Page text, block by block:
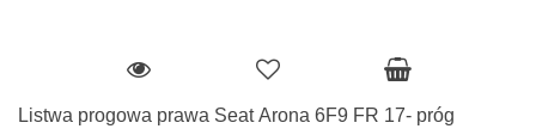
Listwa progowa prawa Seat Arona 6F9 FR 17- próg